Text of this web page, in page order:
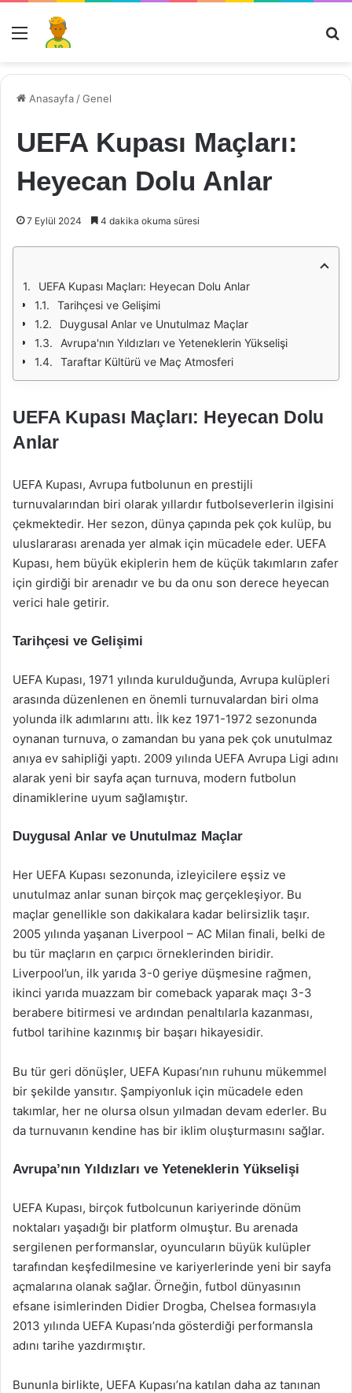
Menü
Anasayfa /Genel
UEFA Kupası Maçları:
Heyecan Dolu Anlar
7 Eylül 2024 4 dakika okuma süresi
UEFA Kupası Maçları: Heyecan Dolu Anlar
Tarihçesi ve Gelişimi
Duygusal Anlar ve Unutulmaz Maçlar
Avrupa'nın Yıldızları ve Yeteneklerin Yükselişi
Taraftar Kültürü ve Maç Atmosferi
UEFA Kupası Maçları: Heyecan Dolu
Anlar
UEFA Kupası, Avrupa futbolunun en prestijli
turnuvalarından biri olarak yıllardır futbolseverlerin ilgisini
çekmektedir. Her sezon, dünya çapında pek çok kulüp, bu
uluslararası arenada yer almak için mücadele eder. UEFA
Kupası, hem büyük ekiplerin hem de küçük takımların zafer
için girdiği bir arenadır ve bu da onu son derece heyecan
verici hale getirir.
Tarihçesi ve Gelişimi
UEFA Kupası, 1971 yılında kurulduğunda, Avrupa kulüpleri
arasında düzenlenen en önemli turnuvalardan biri olma
yolunda ilk adımlarını attı. İlk kez 1971-1972 sezonunda
oynanan turnuva, o zamandan bu yana pek çok unutulmaz
anıya ev sahipliği yaptı. 2009 yılında UEFA Avrupa Ligi adını
alarak yeni bir sayfa açan turnuva, modern futbolun
dinamiklerine uyum sağlamıştır.
Duygusal Anlar ve Unutulmaz Maçlar
Her UEFA Kupası sezonunda, izleyicilere eşsiz ve
unutulmaz anlar sunan birçok maç gerçekleşiyor. Bu
maçlar genellikle son dakikalara kadar belirsizlik taşır.
2005 yılında yaşanan Liverpool – AC Milan finali, belki de
bu tür maçların en çarpıcı örneklerinden biridir.
Liverpool’un, ilk yarıda 3-0 geriye düşmesine rağmen,
ikinci yarıda muazzam bir comeback yaparak maçı 3-3
berabere bitirmesi ve ardından penaltılarla kazanması,
futbol tarihine kazınmış bir başarı hikayesidir.
Bu tür geri dönüşler, UEFA Kupası’nın ruhunu mükemmel
bir şekilde yansıtır. Şampiyonluk için mücadele eden
takımlar, her ne olursa olsun yılmadan devam ederler. Bu
da turnuvanın kendine has bir iklim oluşturmasını sağlar.
Avrupa’nın Yıldızları ve Yeteneklerin Yükselişi
UEFA Kupası, birçok futbolcunun kariyerinde dönüm
noktaları yaşadığı bir platform olmuştur. Bu arenada
sergilenen performanslar, oyuncuların büyük kulüpler
tarafından keşfedilmesine ve kariyerlerinde yeni bir sayfa
açmalarına olanak sağlar. Örneğin, futbol dünyasının
efsane isimlerinden Didier Drogba, Chelsea formasıyla
2013 yılında UEFA Kupası’nda gösterdiği performansla
adını tarihe yazdırmıştır.
Bununla birlikte, UEFA Kupası’na katılan daha az tanınan